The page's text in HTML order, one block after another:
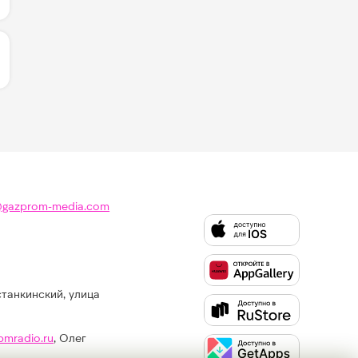
ЛАЙКОВ ЗА "БЕЛАЯ НОЧЬ - КОСТА ЛАКОСТА":
media.com
улица
, Олег